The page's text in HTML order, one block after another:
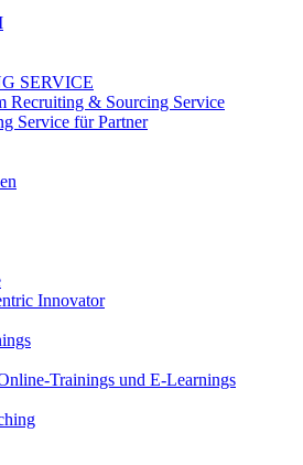
SERVICE
Recruiting & Sourcing Service
Service für Partner
Innovator
Trainings und E-Learnings